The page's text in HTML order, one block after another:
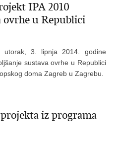
IPA 2010
ovrhe u Republici
utorak, 3. lipnja 2014. godine
sustava ovrhe u Republici
doma Zagreb u Zagrebu.
iz programa